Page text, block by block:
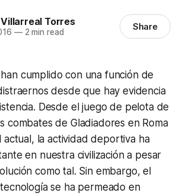
Torres
—2 min read Share
cumplido con una función de
desde que hay evidencia
Desde el juego de pelota de
combates de Gladiadores en Roma
actual, la actividad deportiva ha
en nuestra civilización a pesar
como tal. Sin embargo, el
se ha permeado en